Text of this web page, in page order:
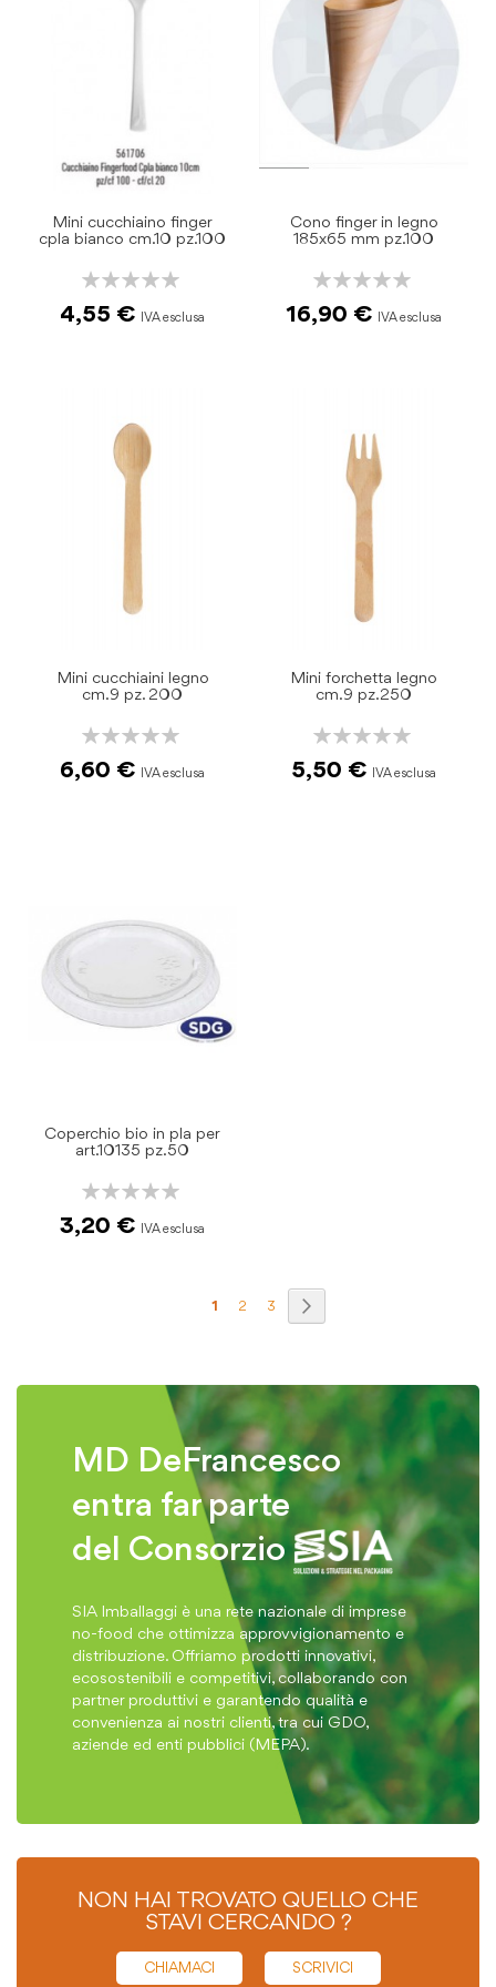
Mini cucchiaino finger
cpla bianco cm.10 pz.100
Rating:
4,55 €
Cono finger in legno
185x65 mm pz.100
Rating:
16,90 €
Mini cucchiaini legno
cm.9 pz. 200
Rating:
6,60 €
Mini forchetta legno
cm.9 pz.250
Rating:
5,50 €
Coperchio bio in pla per
art.10135 pz.50
Rating:
3,20 €
Pagina
Attualmente
la
pagina
1 Pagina
2 Pagina
3
MD DeFrancesco
entra far parte
del Consorzio
SIA Imballaggi è una rete nazionale di imprese
no-food che ottimizza approvvigionamento e
distribuzione. Offriamo prodotti innovativi,
ecosostenibili e competitivi, collaborando con
partner produttivi e garantendo qualità e
convenienza ai nostri clienti, tra cui GDO,
aziende ed enti pubblici (MEPA).
NON HAI TROVATO QUELLO CHE
STAVI CERCANDO ?
CHIAMACI SCRIVICI